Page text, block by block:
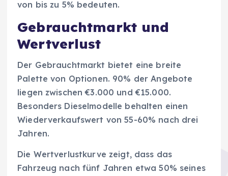
von bis zu 5% bedeuten.
Gebrauchtmarkt und
Wertverlust
Der Gebrauchtmarkt bietet eine breite
Palette von Optionen. 90% der Angebote
liegen zwischen €3.000 und €15.000.
Besonders Dieselmodelle behalten einen
Wiederverkaufswert von 55-60% nach drei
Jahren.
Die Wertverlustkurve zeigt, dass das
Fahrzeug nach fünf Jahren etwa 50% seines